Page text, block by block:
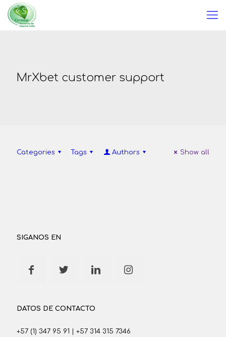
MrXbet customer support
Categories Tags Authors Show all
SIGANOS EN
DATOS DE CONTACTO
+57 (1) 347 95 91
+57 314 315 7346